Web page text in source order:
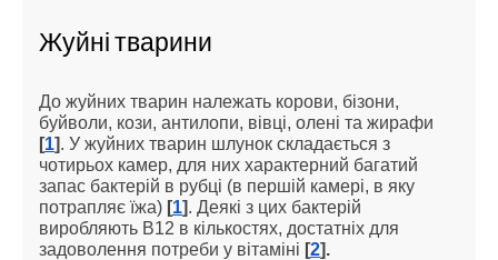
Жуйні тварини
До жуйних тварин належать корови, бізони,
буйволи, кози, антилопи, вівці, олені та жирафи
[1]. У жуйних тварин шлунок складається з
чотирьох камер, для них характерний багатий
запас бактерій в рубці (в першій камері, в яку
потрапляє їжа) [1]. Деякі з цих бактерій
виробляють B12 в кількостях, достатніх для
задоволення потреби у вітаміні [2].